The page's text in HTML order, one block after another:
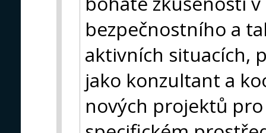
bezpečnostního a
aktivních situacích,
jako konzultant a
nových projektů